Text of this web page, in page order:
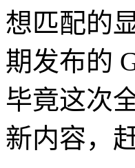
想匹配的
期发布的
毕竟这次
新内容，